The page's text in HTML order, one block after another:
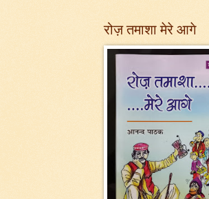
रोज़ तमाशा मेरे आगे